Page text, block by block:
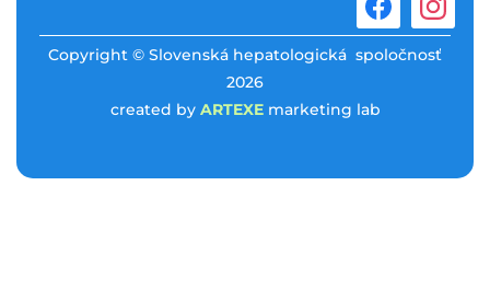
Copyright © Slovenská hepatologická spoločnosť
2026
created by ARTEXEmarketing lab